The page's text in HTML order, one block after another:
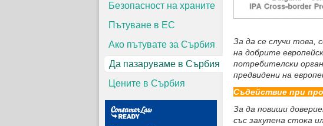
Безопасност на храните
Пътуване в ЕС
Ако пътувате за Сърбия
Да пазаруваме в Сърбия
Цените в Сърбия
За да се случи това,
на добрите
потребителски
предвидени на
Съдействие при
За да повиши
със закупена стока